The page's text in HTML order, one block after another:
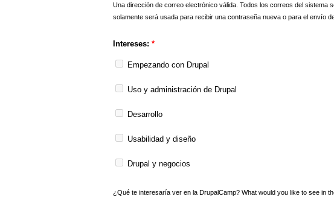
Una dirección de correo electrónico válida. Todos los correos del sistema
solamente será usada para recibir una contraseña nueva o para el envío
Intereses: *
Empezando con Drupal
Uso y administración de Drupal
Desarrollo
Usabilidad y diseño
Drupal y negocios
¿Qué te interesaría ver en la DrupalCamp? What would you